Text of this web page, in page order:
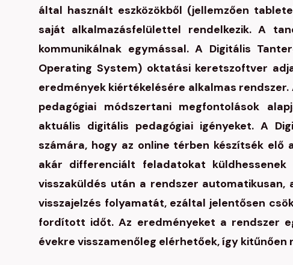
által használt eszközökből (jellemzően
saját alkalmazásfelülettel rendelkezik. A
kommunikálnak egymással. A Digitális
Operating System) oktatási keretszoftver
eredmények kiértékelésére alkalmas
pedagógiai módszertani megfontolások
aktuális digitális pedagógiai igényeket. A
számára, hogy az online térben készítsék elő
akár differenciált feladatokat
visszaküldés után a rendszer
visszajelzés folyamatát, ezáltal jelentősen
fordított időt. Az eredményeket a rendszer
évekre visszamenőleg elérhetőek, így